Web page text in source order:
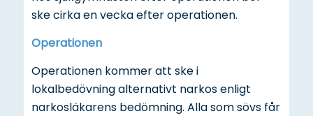
ske cirka en vecka efter operationen.
Operationen
Operationen kommer att ske i
lokalbedövning alternativt narkos enligt
narkosläkarens bedömning. Alla som sövs får